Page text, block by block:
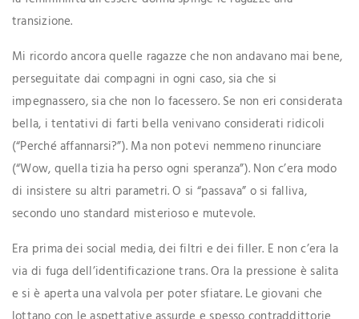
transizione.
Mi ricordo ancora quelle ragazze che non andavano mai bene,
perseguitate dai compagni in ogni caso, sia che si
impegnassero, sia che non lo facessero. Se non eri considerata
bella, i tentativi di farti bella venivano considerati ridicoli
(“Perché affannarsi?”). Ma non potevi nemmeno rinunciare
(“Wow, quella tizia ha perso ogni speranza”). Non c’era modo
di insistere su altri parametri. O si “passava” o si falliva,
secondo uno standard misterioso e mutevole.
Era prima dei social media, dei filtri e dei filler. E non c’era la
via di fuga dell’identificazione trans. Ora la pressione è salita
e si è aperta una valvola per poter sfiatare. Le giovani che